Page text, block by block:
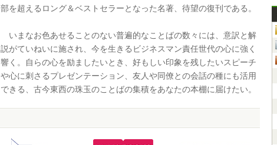
部を超えるロング＆ベストセラーとなった名著、待望の復刊である。
いまなお色あせることのない普遍的なことばの数々には、意訳と解
説がていねいに施され、今を生きるビジネスマン責任世代の心に強く
響く。自らの心を励ましたいとき、好もしい印象を残したいスピーチ
や心に刺さるプレゼンテーション、友人や同僚との会話の種にも活用
できる、古今東西の珠玉のことばの集積をあなたの本棚に届けたい。